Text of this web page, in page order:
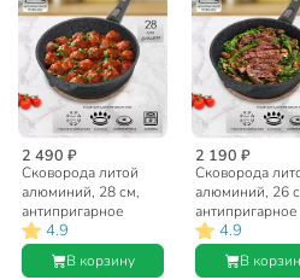
2 490 ₽
Сковорода литой
алюминий, 28 см,
антипригарное
покрытие, Мечта,
Premium grey, серая,
съемная ручка,
4.9
В корзину
2 190 ₽
Сковорода
алюминий, 26
антипригарное
покрытие,
Premium grey,
съемная ручка,
4.9
В